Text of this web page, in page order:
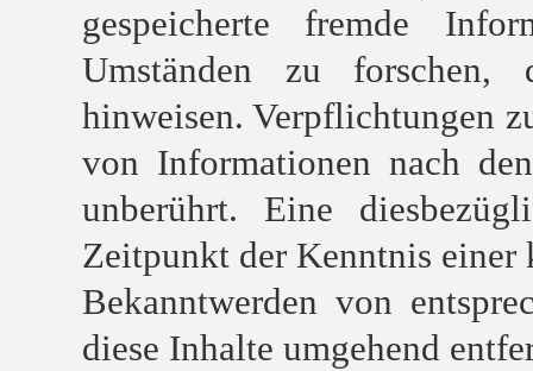
gespeicherte fremde
Umständen zu
hinweisen. Verpflichtungen
von Informationen nach
unberührt. Eine
Zeitpunkt der Kenntnis
Bekanntwerden von
diese Inhalte umgehend